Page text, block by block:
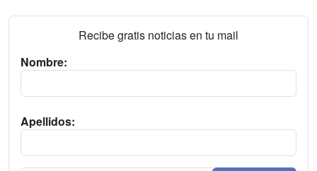
Recibe gratis noticias en tu mail
Nombre:
Apellidos: